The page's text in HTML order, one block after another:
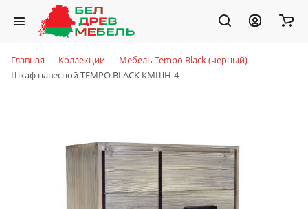
Главная Коллекции
Мебель Tempo Black (черный)
Шкаф навесной TEMPO BLACK КМШН-4